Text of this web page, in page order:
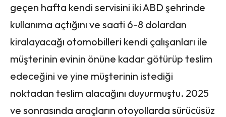
geçen hafta kendi servisini iki ABD şehrinde
kullanıma açtığını ve saati 6-8 dolardan
kiralayacağı otomobilleri kendi çalışanları ile
müşterinin evinin önüne kadar götürüp teslim
edeceğini ve yine müşterinin istediği
noktadan teslim alacağını duyurmuştu. 2025
ve sonrasında araçların otoyollarda sürücüsüz